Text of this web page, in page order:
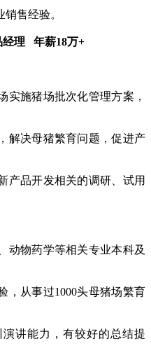
售经验。
经理 年薪18万+
施猪场批次化管理方案，
解决母猪繁育问题，促进产
品开发相关的调研、试用
物药学等相关专业本科及
从事过1000头母猪场繁育
讲能力，有较好的总结提